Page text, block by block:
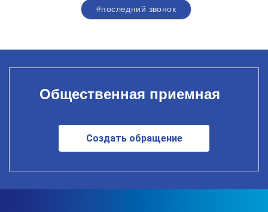
#последний звонок
Общественная приемная
Создать обращение